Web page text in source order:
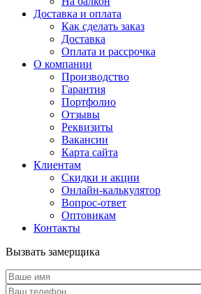
Доставка и оплата
Как сделать заказ
Доставка
Оплата и рассрочка
О компании
Производство
Гарантия
Портфолио
Отзывы
Реквизиты
Вакансии
Карта сайта
Клиентам
Скидки и акции
Онлайн-калькулятор
Вопрос-ответ
Оптовикам
Контакты
Вызвать замерщика